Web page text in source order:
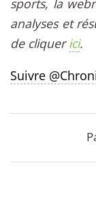
sports, la
analyses et
de cliquerici.
Suivre